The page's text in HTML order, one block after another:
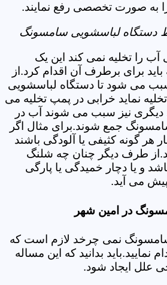
به صورت تخصصی رفع نمایند.
دستگاه لباسشویی سامسونگ
را تخلیه نمی کند این یک
برای برطرف آن اقدام کرد.از
می شود تا دستگاه لباسشویی
نماید خرابی در پمپ تخلیه می
دیگری نیز سبب می شوند آب در
جمع شوند.برای مثال اگر
هر گونه کثیفی یا آلودگی باشند
طرف دیگر چنان چه شلنگ
و یا دچار خمیدگی یا پارگی
می آید.
در امین شهر
نمی چرخد لازم است که
نمایید.باید بدانید که این مساله
علل ایجاد شود.